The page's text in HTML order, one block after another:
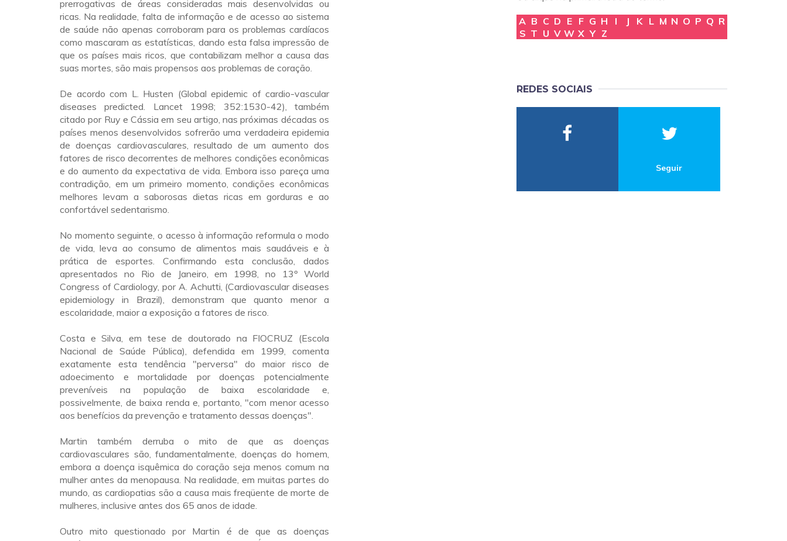
prerrogativas de áreas consideradas mais desenvolvidas ou
ricas. Na realidade, falta de informação e de acesso ao sistema
de saúde não apenas corroboram para os problemas cardíacos
como mascaram as estatísticas, dando esta falsa impressão de
que os países mais ricos, que contabilizam melhor a causa das
suas mortes, são mais propensos aos problemas de coração.
De acordo com L. Husten (Global epidemic of cardio-vascular
diseases predicted. Lancet 1998; 352:1530-42), também
citado por Ruy e Cássia em seu artigo, nas próximas décadas os
países menos desenvolvidos sofrerão uma verdadeira epidemia
de doenças cardiovasculares, resultado de um aumento dos
fatores de risco decorrentes de melhores condições econômicas
e do aumento da expectativa de vida. Embora isso pareça uma
contradição, em um primeiro momento, condições econômicas
melhores levam a saborosas dietas ricas em gorduras e ao
confortável sedentarismo.
No momento seguinte, o acesso à informação reformula o modo
de vida, leva ao consumo de alimentos mais saudáveis e à
prática de esportes. Confirmando esta conclusão, dados
apresentados no Rio de Janeiro, em 1998, no 13º World
Congress of Cardiology, por A. Achutti, (Cardiovascular diseases
epidemiology in Brazil), demonstram que quanto menor a
escolaridade, maior a exposição a fatores de risco.
Costa e Silva, em tese de doutorado na FIOCRUZ (Escola
Nacional de Saúde Pública), defendida em 1999, comenta
exatamente esta tendência "perversa" do maior risco de
adoecimento e mortalidade por doenças potencialmente
preveníveis na população de baixa escolaridade e,
possivelmente, de baixa renda e, portanto, "com menor acesso
aos benefícios da prevenção e tratamento dessas doenças".
Martin também derruba o mito de que as doenças
cardiovasculares são, fundamentalmente, doenças do homem,
embora a doença isquêmica do coração seja menos comum na
mulher antes da menopausa. Na realidade, em muitas partes do
mundo, as cardiopatias são a causa mais freqüente de morte de
mulheres, inclusive antes dos 65 anos de idade.
Outro mito questionado por Martin é de que as doenças
A B C D E F G H I J K L M N O P Q R
S T U V W X Y Z
REDES SOCIAIS
Seguir